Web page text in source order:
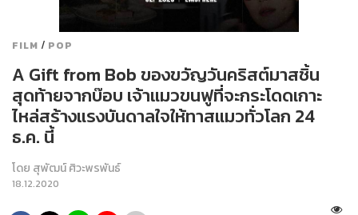
FILM / POP
A Gift from Bob ของขวัญวันคริสต์มาสชิ้น
สุดท้ายจากบ๊อบ เจ้าแมวขนฟูที่จะกระโดดเกาะ
ไหล่สร้างแรงบันดาลใจให้ทาสแมวทั่วโลก 24
ธ.ค. นี้
โดย สุพัฒน์ ศิวะพรพันธ์
18.12.2020